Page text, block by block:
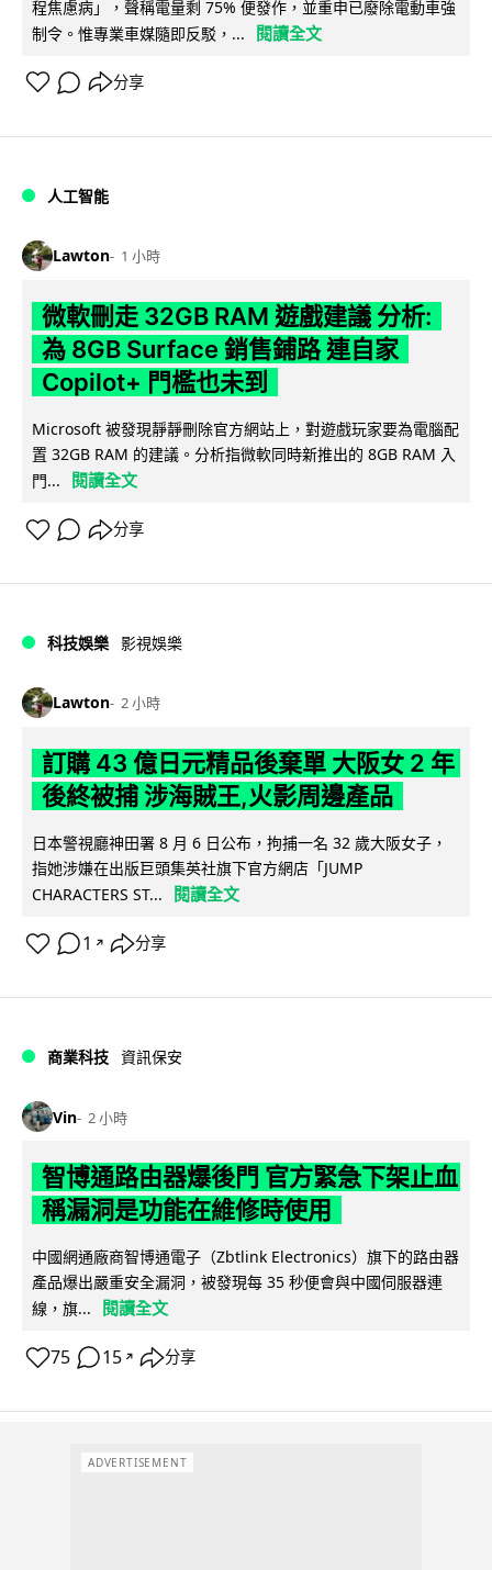
程焦慮病」，聲稱電量剩 75% 便發作，並重申已廢除電動車強
制令。惟專業車媒隨即反駁，...
閱讀全文
分享
人工智能
Lawton 1 小時
微軟刪走 32GB RAM 遊戲建議 分析:
為 8GB Surface 銷售鋪路 連自家
Copilot+ 門檻也未到
Microsoft 被發現靜靜刪除官方網站上，對遊戲玩家要為電腦配
置 32GB RAM 的建議。分析指微軟同時新推出的 8GB RAM 入
門...
閱讀全文
分享
科技娛樂 影視娛樂
Lawton 2 小時
訂購 43 億日元精品後棄單 大阪女 2 年
後終被捕 涉海賊王,火影周邊產品
日本警視廳神田署 8 月 6 日公布，拘捕一名 32 歲大阪女子，
指她涉嫌在出版巨頭集英社旗下官方網店「JUMP
CHARACTERS ST...
閱讀全文
1 ↗ 分享
商業科技 資訊保安
Vin 2 小時
智博通路由器爆後門 官方緊急下架止血
稱漏洞是功能在維修時使用
中國網通廠商智博通電子（Zbtlink Electronics）旗下的路由器
產品爆出嚴重安全漏洞，被發現每 35 秒便會與中國伺服器連
線，旗...
閱讀全文
75 15 ↗ 分享
ADVERTISEMENT